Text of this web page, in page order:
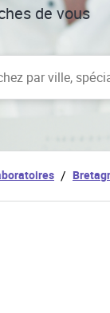
de vous
Zip or
/